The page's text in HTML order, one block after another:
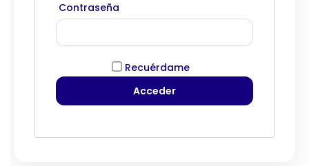
Contraseña
Recuérdame